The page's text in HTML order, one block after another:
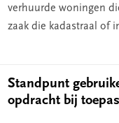
verhuurde woningen
zaak die kadastraal of
Standpunt
opdracht bij